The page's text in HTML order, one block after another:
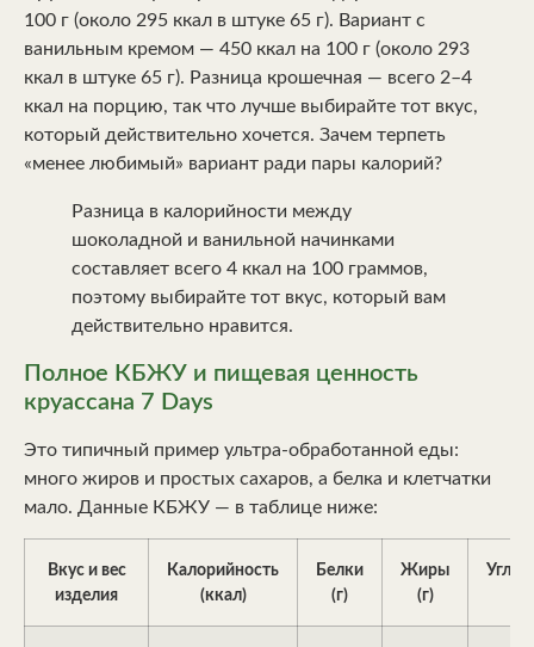
100 г (около 295 ккал в штуке 65 г). Вариант с
ванильным кремом — 450 ккал на 100 г (около 293
ккал в штуке 65 г). Разница крошечная — всего 2–4
ккал на порцию, так что лучше выбирайте тот вкус,
который действительно хочется. Зачем терпеть
«менее любимый» вариант ради пары калорий?
Разница в калорийности между
шоколадной и ванильной начинками
составляет всего 4 ккал на 100 граммов,
поэтому выбирайте тот вкус, который вам
действительно нравится.
Полное КБЖУ и пищевая ценность
круассана 7 Days
Это типичный пример ультра-обработанной еды:
много жиров и простых сахаров, а белка и клетчатки
мало. Данные КБЖУ — в таблице ниже:
Вкус и вес
изделия
Калорийность
(ккал)
Белки
(г)
Жиры
(г)